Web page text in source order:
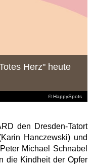
© HappySpots
Herz" heute
den Dresden-Tatort
Hanczewski) und
Michael Schnabel
die Kindheit der Opfer